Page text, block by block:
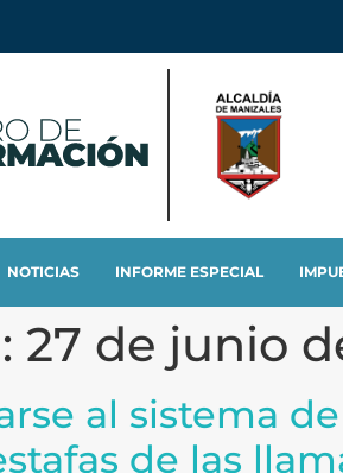
NOTICIAS INFORME ESPECIAL
27 de junio
al sistema
de las